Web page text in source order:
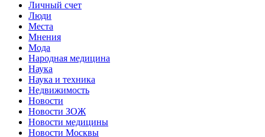
Личный счет
Люди
Места
Мнения
Мода
Народная медицина
Наука
Наука и техника
Недвижимость
Новости
Новости ЗОЖ
Новости медицины
Новости Москвы